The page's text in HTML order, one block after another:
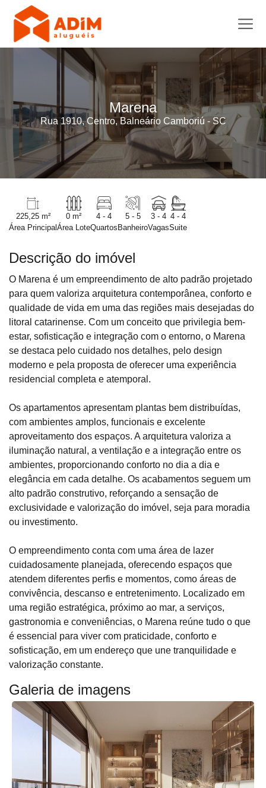
Marena
Rua 1910, Centro, Balneário Camboriú - SC
225,25 m²
Área Principal
0 m²
Área Lote
4 - 4
Quartos
5 - 5
Banheiro
3 - 4
Vagas
4 - 4
Suite
Descrição do imóvel
O Marena é um empreendimento de alto padrão projetado
para quem valoriza arquitetura contemporânea, conforto e
qualidade de vida em uma das regiões mais desejadas do
litoral catarinense. Com um conceito que privilegia bem-
estar, sofisticação e integração com o entorno, o Marena
se destaca pelo cuidado nos detalhes, pelo design
moderno e pela proposta de oferecer uma experiência
residencial completa e atemporal.
Os apartamentos apresentam plantas bem distribuídas,
com ambientes amplos, funcionais e excelente
aproveitamento dos espaços. A arquitetura valoriza a
iluminação natural, a ventilação e a integração entre os
ambientes, proporcionando conforto no dia a dia e
elegância em cada detalhe. Os acabamentos seguem um
alto padrão construtivo, reforçando a sensação de
exclusividade e valorização do imóvel, seja para moradia
ou investimento.
O empreendimento conta com uma área de lazer
cuidadosamente planejada, oferecendo espaços que
atendem diferentes perfis e momentos, como áreas de
convivência, descanso e entretenimento. Localizado em
uma região estratégica, próximo ao mar, a serviços,
gastronomia e conveniências, o Marena reúne tudo o que
é essencial para viver com praticidade, conforto e
sofisticação, em um endereço que une tranquilidade e
valorização constante.
Galeria de imagens